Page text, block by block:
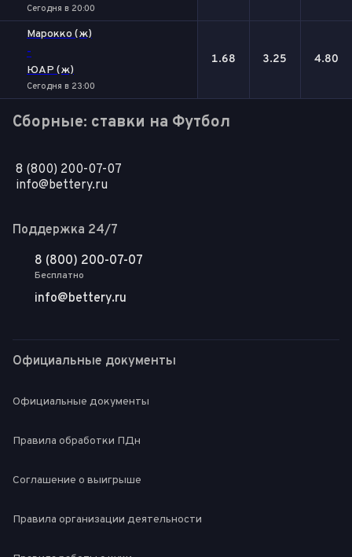
Сегодня в 20:00
Марокко (ж)
-
ЮАР (ж)
Сегодня в 23:00
1.68 3.25 4.80
Сборные: ставки на Футбол
8 (800) 200-07-07
info@bettery.ru
Поддержка 24/7
8 (800) 200-07-07
Бесплатно
info@bettery.ru
Официальные документы
Официальные документы
Правила обработки ПДн
Соглашение о выигрыше
Правила организации деятельности